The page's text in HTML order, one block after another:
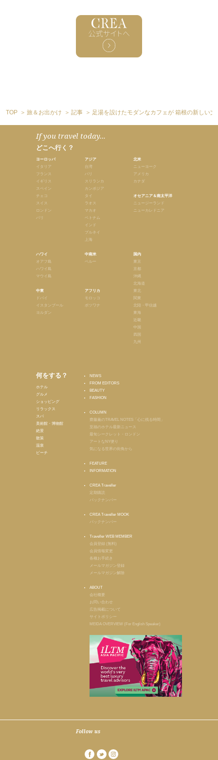
TOP 旅＆お出かけ 記事 足湯を設けたモダンなカフェが 箱根の新しい文
If you travel today...
どこへ行く？
ヨーロッパ
イタリア
フランス
イギリス
スペイン
チェコ
スイス
ロンドン
パリ
ハワイ
オアフ島
ハワイ島
マウイ島
中東
ドバイ
イスタンブール
ヨルダン
アジア
台湾
バリ
スリランカ
カンボジア
タイ
ラオス
マカオ
ベトナム
インド
ブルネイ
上海
中南米
ペルー
アフリカ
モロッコ
ボツワナ
北米
ニューヨーク
アメリカ
カナダ
オセアニア＆南太平洋
ニュージーランド
ニューカレドニア
国内
東京
京都
沖縄
北海道
東北
関東
北陸・甲信越
東海
近畿
中国
四国
九州
何をする？
ホテル
グルメ
ショッピング
リラックス
スパ
美術館・博物館
絶景
散策
温泉
ビーチ
NEWS
FROM EDITORS
BEAUTY
FASHION
COLUMN
齋藤薫のTRAVEL NOTES「心に残る時間」
至福のホテル最新ニュース
最旬シークレット・ロンドン
アートなNY便り
気になる世界の街角から
FEATURE
INFORMATION
CREA Traveller
定期購読
バックナンバー
CREA Traveller MOOK
バックナンバー
Traveller WEB MEMBER
会員登録 (無料)
会員情報変更
各種お手続き
メールマガジン登録
メールマガジン解除
ABOUT
会社概要
お問い合わせ
広告掲載について
サイトポリシー
MEIDA OVERVIEW (For English Speaker)
Follow us